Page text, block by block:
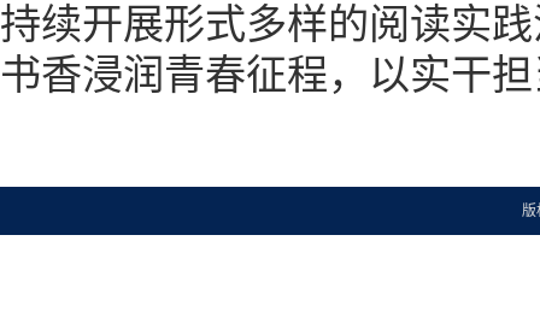
持续开展形式多样的阅读实
书香浸润青春征程，以实干
版